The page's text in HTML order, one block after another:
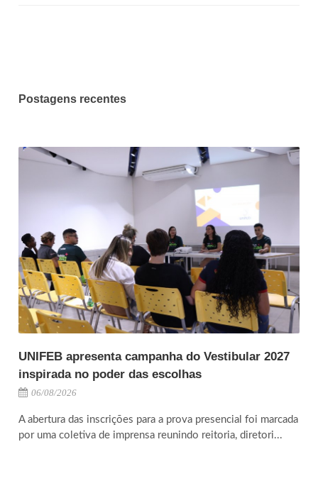
Postagens recentes
UNIFEB apresenta campanha do Vestibular 2027
inspirada no poder das escolhas
06/08/2026
A abertura das inscrições para a prova presencial foi marcada
por uma coletiva de imprensa reunindo reitoria, diretori...